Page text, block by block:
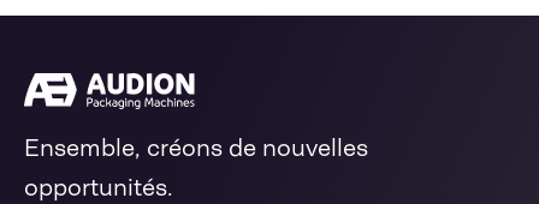
Ensemble, créons de nouvelles
opportunités.